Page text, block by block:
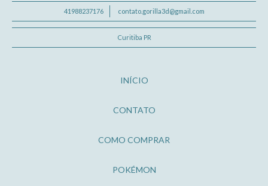
41988237176 contato.gorilla3d@gmail.com
Curitiba PR
INÍCIO
CONTATO
COMO COMPRAR
POKÉMON